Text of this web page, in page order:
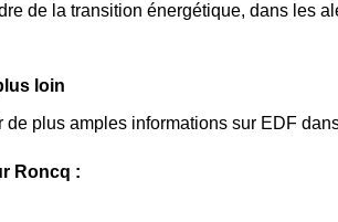
de la transition énergétique, dans les
loin
de plus amples informations sur EDF
Roncq :